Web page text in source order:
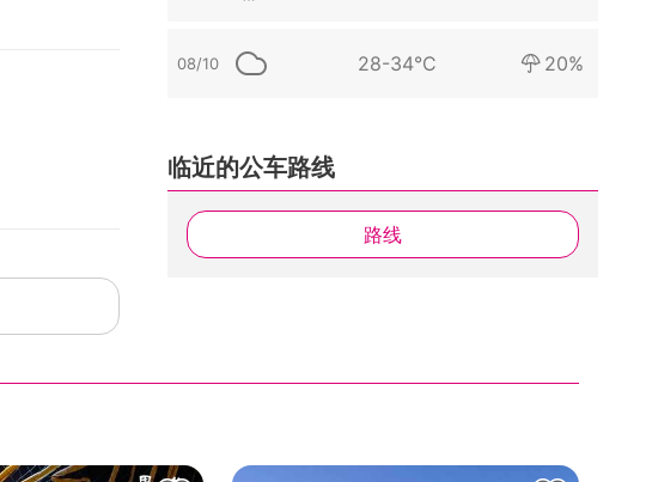
08/10 28-34°C 20%
临近的公车路线
路线